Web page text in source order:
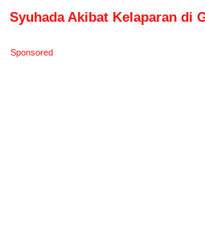
Syuhada Akibat Kelaparan di
Sponsored